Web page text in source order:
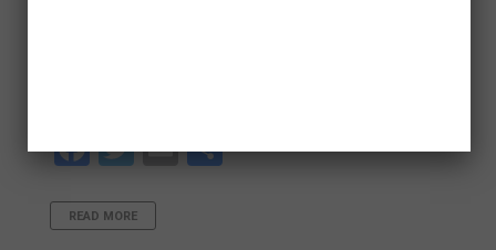
Facebook
Twitter
EmailShare
READ MORE